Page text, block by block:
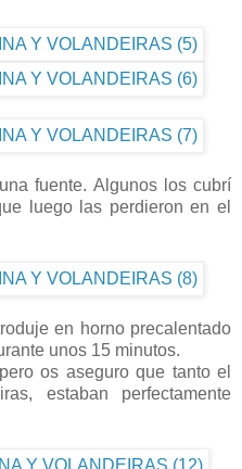
fuente. Algunos los cubrí
luego las perdieron en el
en horno precalentado
unos 15 minutos.
os aseguro que tanto el
estaban perfectamente